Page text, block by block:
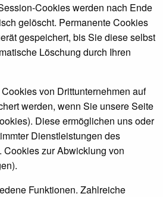
Cookies werden nach Ende
gelöscht. Permanente Cookies
gespeichert, bis Sie diese selbst
Löschung durch Ihren
von Drittunternehmen auf
werden, wenn Sie unsere Seite
Diese ermöglichen uns oder
Dienstleistungen des
Cookies zur Abwicklung von
Funktionen. Zahlreiche